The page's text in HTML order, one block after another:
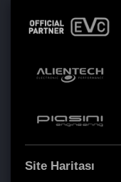
Site Haritası